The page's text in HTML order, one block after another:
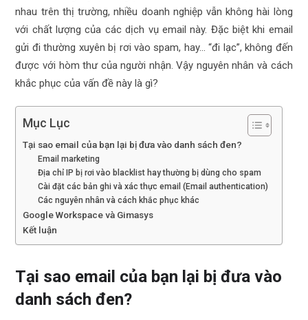
nhau trên thị trường, nhiều doanh nghiệp vẫn không hài lòng
với chất lượng của các dịch vụ email này. Đặc biệt khi email
gửi đi thường xuyên bị rơi vào spam, hay… “đi lạc”, không đến
được với hòm thư của người nhận. Vậy nguyên nhân và cách
khắc phục của vấn đề này là gì?
Mục Lục
Tại sao email của bạn lại bị đưa vào danh sách đen?
Email marketing
Địa chỉ IP bị rơi vào blacklist hay thường bị dùng cho spam
Cài đặt các bản ghi và xác thực email (Email authentication)
Các nguyên nhân và cách khắc phục khác
Google Workspace và Gimasys
Kết luận
Tại sao email của bạn lại bị đưa vào
danh sách đen?